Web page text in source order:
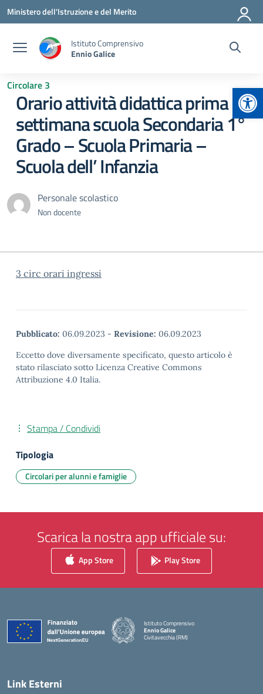
Vai ai contenuti
Vai al menu di navigazione
Vai al footer
Ministero dell'Istruzione e del Merito
Istituto Comprensivo
Ennio Galice
Circolare 3
Orario attività didattica prima
settimana scuola Secondaria 1°
Grado – Scuola Primaria –
Scuola dell’ Infanzia
Personale scolastico
Non docente
3 circ orari ingressi
Pubblicato: 06.09.2023 - Revisione: 06.09.2023
Eccetto dove diversamente specificato, questo articolo è
stato rilasciato sotto Licenza Creative Commons
Attribuzione 4.0 Italia.
Stampa / Condividi
Tipologia
Circolari per alunni e famiglie
Scarica la nostra app ufficiale su:
App Store Play Store
Istituto Comprensivo
Ennio Galice
Civitavecchia (RM)
Link Esterni